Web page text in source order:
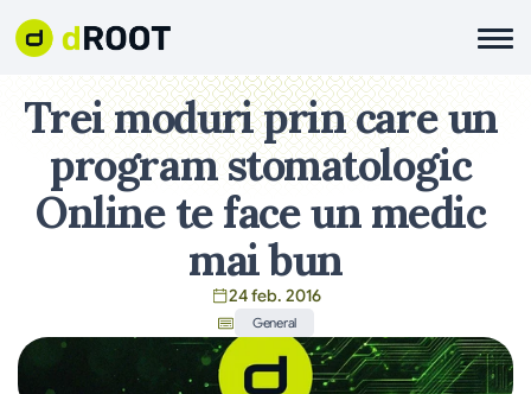
Trei moduri prin care un
program stomatologic
Online te face un medic
mai bun
24 feb. 2016
General